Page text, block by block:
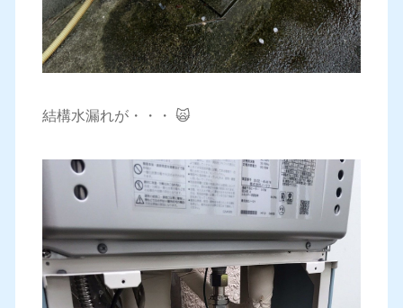
結構水漏れが・・・ 🙀